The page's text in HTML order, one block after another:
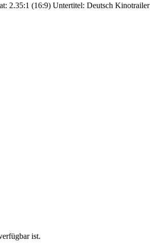
2.35:1 (16:9) Untertitel: Deutsch Kinotrailer
ist.